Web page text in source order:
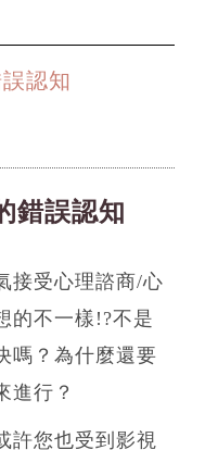
認知
錯誤認知
接受心理諮商/心
的不一樣!?不是
嗎？為什麼還要
進行？
許您也受到影視